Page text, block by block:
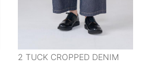
2 TUCK CROPPED DENIM